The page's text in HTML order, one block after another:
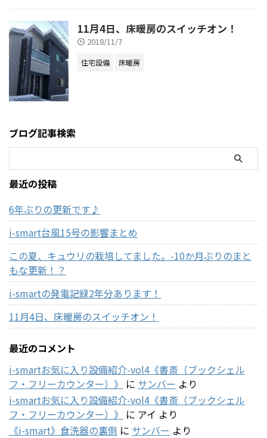
11月4日、床暖房のスイッチオン！
2018/11/7
住宅設備 床暖房
ブログ記事検索
最近の投稿
6年ぶりの更新です♪
i-smart台風15号の影響まとめ
この夏、キュウリの栽培してました。-10か月ぶりのまと
もな更新！？
i-smartの発電記録2年分あります！
11月4日、床暖房のスイッチオン！
最近のコメント
i-smartお気に入り設備紹介-vol4《書斎（ブックシェル
フ・フリーカウンター）》 に サンバー より
i-smartお気に入り設備紹介-vol4《書斎（ブックシェル
フ・フリーカウンター）》 に アイ より
《i-smart》食洗器の裏側 に サンバー より